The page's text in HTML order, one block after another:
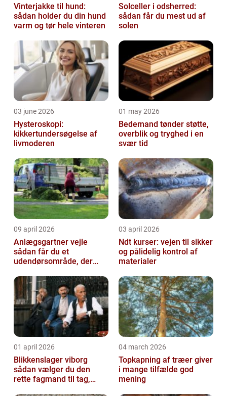
Vinterjakke til hund:
sådan holder du din hund
varm og tør hele vinteren
Solceller i odsherred:
sådan får du mest ud af
solen
03 june 2026
Hysteroskopi:
kikkertundersøgelse af
livmoderen
01 may 2026
Bedemand tønder støtte,
overblik og tryghed i en
svær tid
09 april 2026
Anlægsgartner vejle
sådan får du et
udendørsområde, der
03 april 2026
Ndt kurser: vejen til sikker
og pålidelig kontrol af
materialer
01 april 2026
Blikkenslager viborg
sådan vælger du den
rette fagmand til tag,
04 march 2026
Topkapning af træer giver
i mange tilfælde god
mening